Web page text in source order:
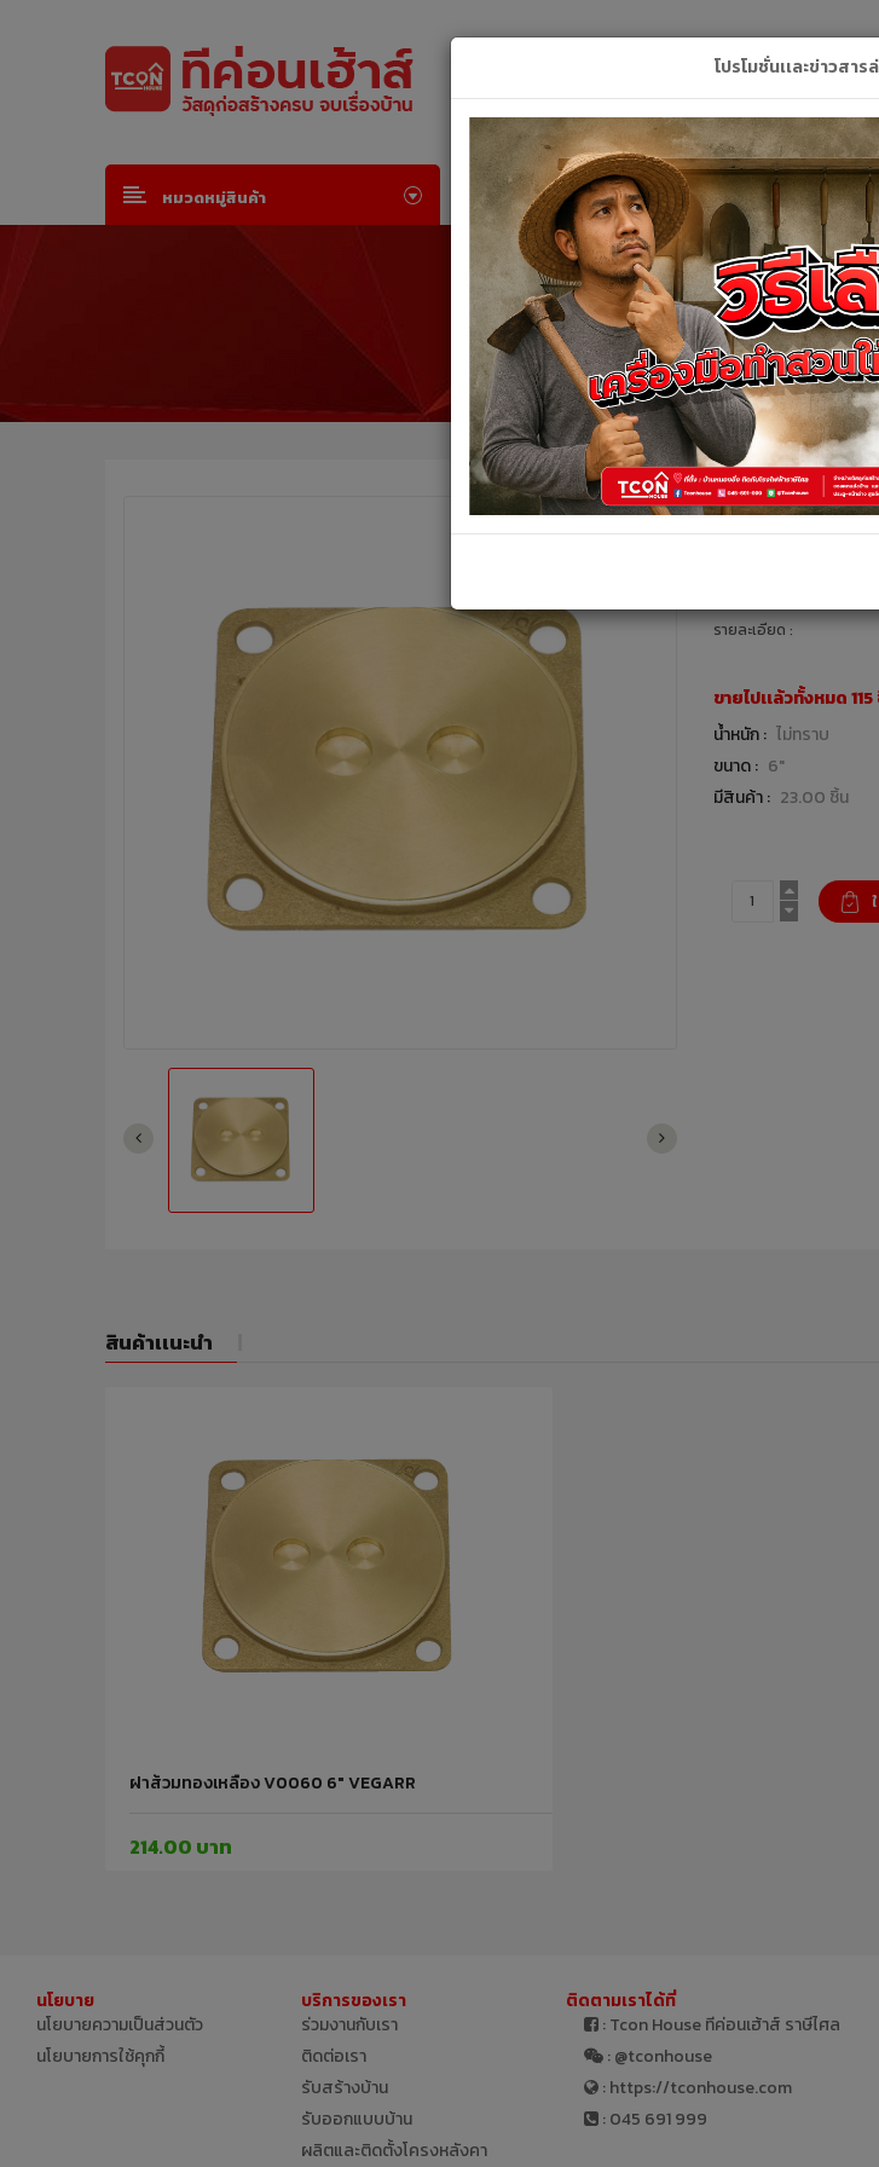
หมวดหมู่สินค้า หน้าหลัก สินค้า คูปอง บริก
รายละเอียด
รายละเอียดสิ
ฝาส้วมทองเหลือง
รายละเอียด :
ขายไปเเล้วทั้งหมด
น้ำหนัก : ไม่ทราบ
ขนาด : 6"
มีสินค้า : 23.00 ชิ้น
สินค้าเเนะนำ
ฝาส้วมทองเหลือง V0060 6" VEGARR
214.00 บาท
นโยบาย
นโยบายความเป็นส่วนตัว
นโยบายการใช้คุกกี้
บริการของเรา
ร่วมงานกับเรา
ติดต่อเรา
รับสร้างบ้าน
รับออกแบบบ้าน
ผลิตและติดตั้งโครงหลังคา
ติดตามเราได้ที่
: Tcon House ทีค่อนเฮ้าส์ ราษีไศล
: @tconhouse
: https://tconhouse.com
: 045 691 999
โปรโมชั่นเเละข่าวสาร